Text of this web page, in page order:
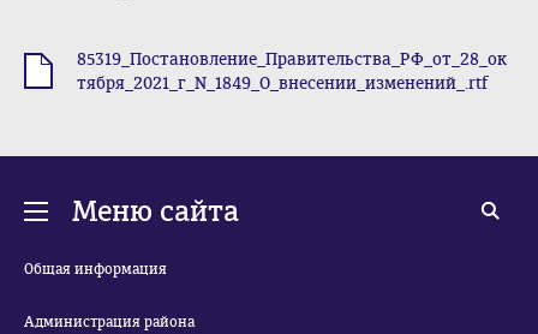
85319_Постановление_Правительства_РФ_от_28_ок
тября_2021_г_N_1849_О_внесении_изменений_.rtf
Меню сайта
Общая информация
Администрация района